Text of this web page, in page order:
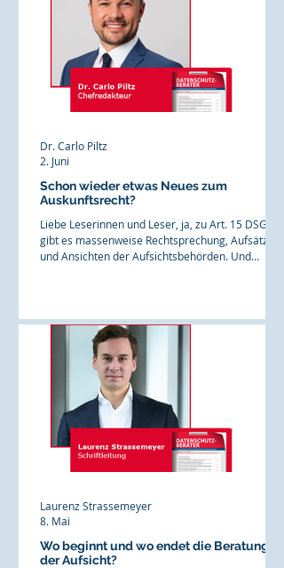
bearbeite aber die (nicht formgebundene)
Eingabe erst dann, wenn ich d
Schon wieder etwas Neues zum
Auskunftsrecht?
Liebe Leserinnen und Leser, ja, zu Art. 15 DSGVO
gibt es massenweise Rechtsprechung, Aufsätze
und Ansichten der Aufsichtsbehörden. Und
sind längst nicht alle Fragen geklärt. Sind E-Mails
an sich herauszugeben? Was ist mit
personenbezogenen Daten in Backups? Muss im
Rahmen der Kopiebereitstellung nach Art. 15 Abs.
3 DSGVO immer ein ganzes Dokument übersend
Dr. Carlo Piltz
2. Juni
Wo beginnt und wo endet die Beratung
der Aufsicht?
Laurenz Strassemeyer
8. Mai